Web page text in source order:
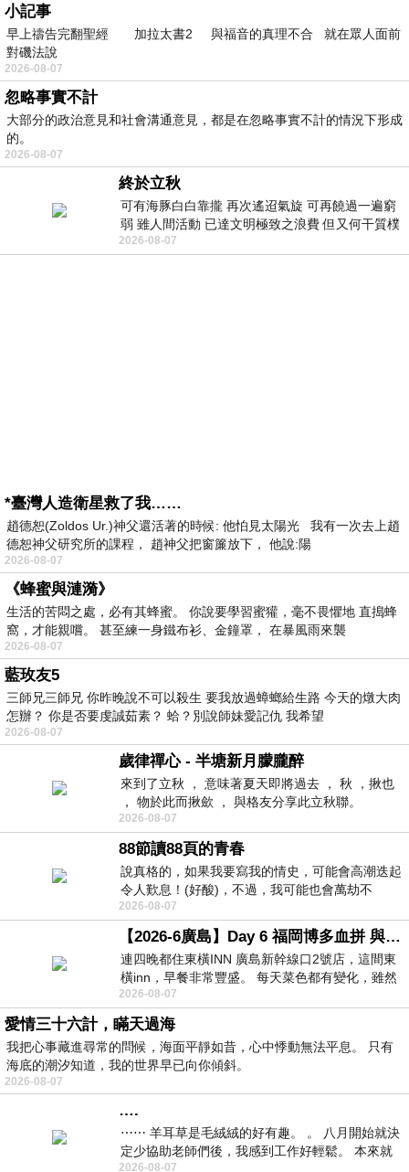
小記事
早上禱告完翻聖經 加拉太書2 與福音的真理不合 就在眾人面前
對磯法說
2026-08-07
忽略事實不計
大部分的政治意見和社會溝通意見，都是在忽略事實不計的情況下形成
的。
2026-08-07
終於立秋
可有海豚白白靠攏 再次遙迢氣旋 可再饒過一遍窮
弱 雖人間活動 已達文明極致之浪費 但又何干質樸
者 只能白白陪葬
2026-08-07
*臺灣人造衛星救了我……
趙德恕(Zoldos Ur.)神父還活著的時候: 他怕見太陽光 我有一次去上趙
德恕神父研究所的課程， 趙神父把窗簾放下， 他說:陽
2026-08-07
《蜂蜜與漣漪》
生活的苦悶之處，必有其蜂蜜。 你說要學習蜜獾，毫不畏懼地 直搗蜂
窩，才能親嚐。 甚至練一身鐵布衫、金鐘罩， 在暴風雨來襲
2026-08-07
藍玫友5
三師兄三師兄 你昨晚說不可以殺生 要我放過蟑螂給生路 今天的燉大肉
怎辦？ 你是否要虔誠茹素？ 蛤？別說師妹愛記仇 我希望
2026-08-07
歲律禪心 - 半塘新月朦朧醉
來到了立秋 ， 意味著夏天即將過去 ， 秋 ，揪也
， 物於此而揪歛 ， 與格友分享此立秋聯。
2026-08-07
88節讀88頁的青春
說真格的，如果我要寫我的情史，可能會高潮迭起
令人歎息！(好酸)，不過，我可能也會萬劫不
復...，每天跪鍵盤還是被判了花心的罪
2026-08-07
【2026-6廣島】Day 6 福岡博多血拼 與機場接送少年司機深夜對談
連四晚都住東橫INN 廣島新幹線口2號店，這間東
橫inn，早餐非常豐盛。 每天菜色都有變化，雖然
看到工作人員拿出料理包加熱，但
2026-08-07
愛情三十六計，瞞天過海
我把心事藏進尋常的問候，海面平靜如昔，心中悸動無法平息。 只有
海底的潮汐知道，我的世界早已向你傾斜。
2026-08-07
….
⋯⋯ 羊耳草是毛絨絨的好有趣。 。 八月開始就決
定少協助老師們後，我感到工作好輕鬆。 本來就
2026-08-07